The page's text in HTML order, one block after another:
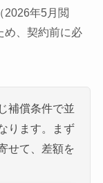
2026年5月閲
め、契約前に必
補償条件で並
ります。まず
せて、差額を